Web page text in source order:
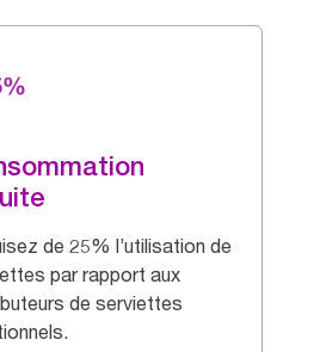
de 25% l’utilisation de
par rapport aux
de serviettes